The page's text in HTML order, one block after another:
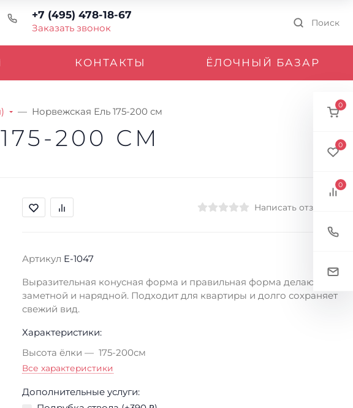
+7 (495) 478-18-67
Заказать звонок Поиск
КОНТАКТЫ ЁЛОЧНЫЙ БАЗАР
Норвежская Ель 175-200 см
200 СМ
Написать отзыв
Артикул E-1047
Выразительная конусная форма и правильная форма делают ель
заметной и нарядной. Подходит для квартиры и долго сохраняет
свежий вид.
Характеристики:
Высота ёлки
175-200см
Все характеристики
Дополнительные услуги:
0
0
0